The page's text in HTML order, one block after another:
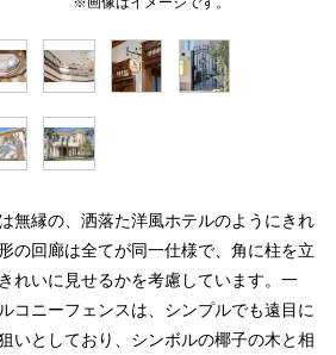
無縁の、洒落た洋風ホテルのようにきれ
の回廊は全てが同一仕様で、角に柱を立
れいに見せるかを考慮しています。一
コニーフェンスは、シンプルでも遠目に
いとしており、シンボルの椰子の木と相